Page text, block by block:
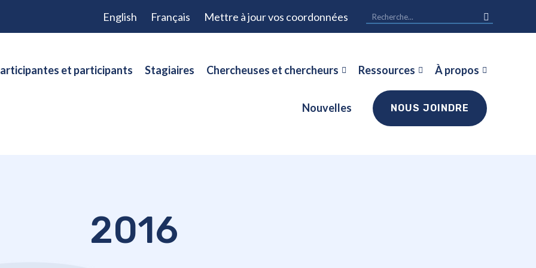
English Français Mettre à jour vos coordonnées
et participants Stagiaires Chercheuses et chercheurs Ressources À propos
Nouvelles NOUS JOINDRE
2016